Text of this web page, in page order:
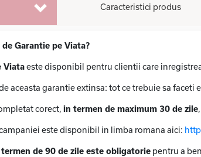
Caracteristici produs
Garantie pe Viata?
Viataeste disponibil pentru clientii care
aceasta garantie extinsa: tot ce trebuie sa faceti
corect, in termen de maximum 30 de zile
este disponibil in limba romana aici:
de 90 de zile este obligatorie pentru a